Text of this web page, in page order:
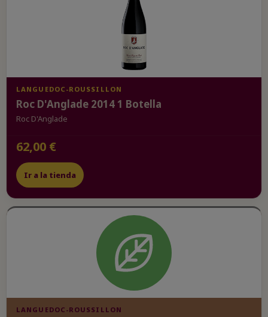
LANGUEDOC-ROUSSILLON
Roc D'Anglade 2014 1 Botella
Roc D'Anglade
62,00 €
Ir a la tienda
LANGUEDOC-ROUSSILLON